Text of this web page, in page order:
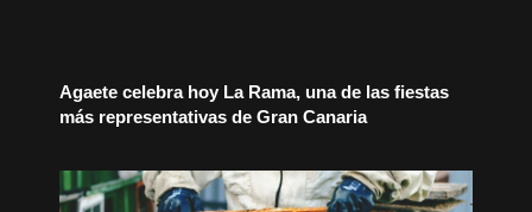
Agaete celebra hoy La Rama, una de las fiestas
más representativas de Gran Canaria